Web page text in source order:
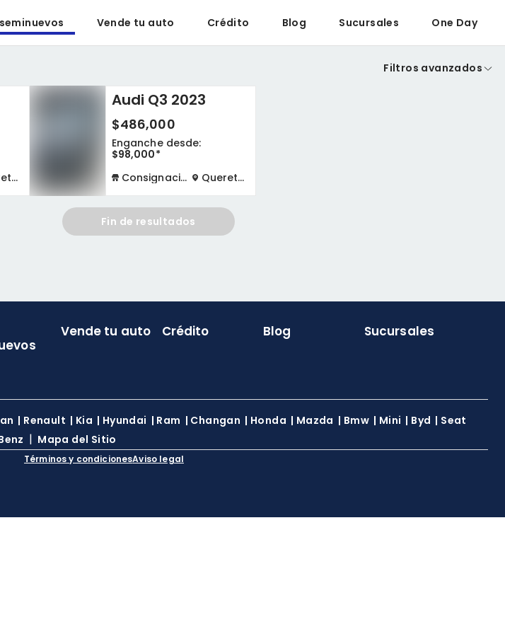
Vende tu auto Crédito Blog Sucursales One Day
Filtros avanzados
Audi Q3 2023
$486,000
Enganche desde:
$98,000*
Consignación virtual
Queretaro
Fin de resultados
Vende tu auto Crédito Blog Sucursales
| Renault | Kia | Hyundai | Ram | Changan | Honda | Mazda | Bmw | Mini | Byd | Seat
| Mapa del Sitio
Términos y condicionesAviso legal